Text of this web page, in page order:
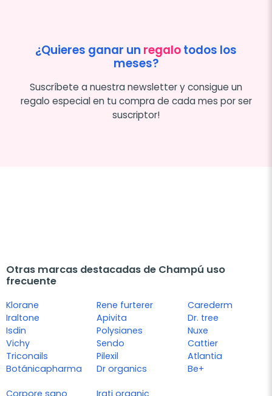
¿Quieres ganar un regalotodos los
meses?
Suscríbete a nuestra newsletter y consigue un
regalo especial en tu compra de cada mes por ser
suscriptor!
Otras marcas destacadas de Champú uso
frecuente
Klorane
Iraltone
Isdin
Vichy
Triconails
Botánicapharma
Rene furterer
Apivita
Polysianes
Sendo
Pilexil
Dr organics
Carederm
Dr. tree
Nuxe
Cattier
Atlantia
Be+
Corpore sano
Irati organic